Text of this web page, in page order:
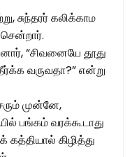
கலிக்காம
“சிவனையே தூது
வருவதா?” என்று
முன்னே,
பங்கம் வரக்கூடாது
கிழித்து